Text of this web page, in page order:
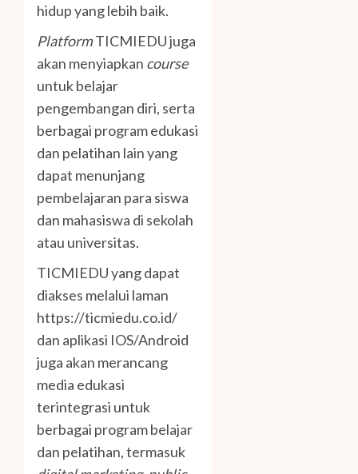
hidup yang lebih baik.
PlatformTICMIEDU juga
akan menyiapkan course
untuk belajar
pengembangan diri, serta
berbagai program edukasi
dan pelatihan lain yang
dapat menunjang
pembelajaran para siswa
dan mahasiswa di sekolah
atau universitas.
TICMIEDU yang dapat
diakses melalui laman
https://ticmiedu.co.id/
dan aplikasi IOS/Android
juga akan merancang
media edukasi
terintegrasi untuk
berbagai program belajar
dan pelatihan, termasuk